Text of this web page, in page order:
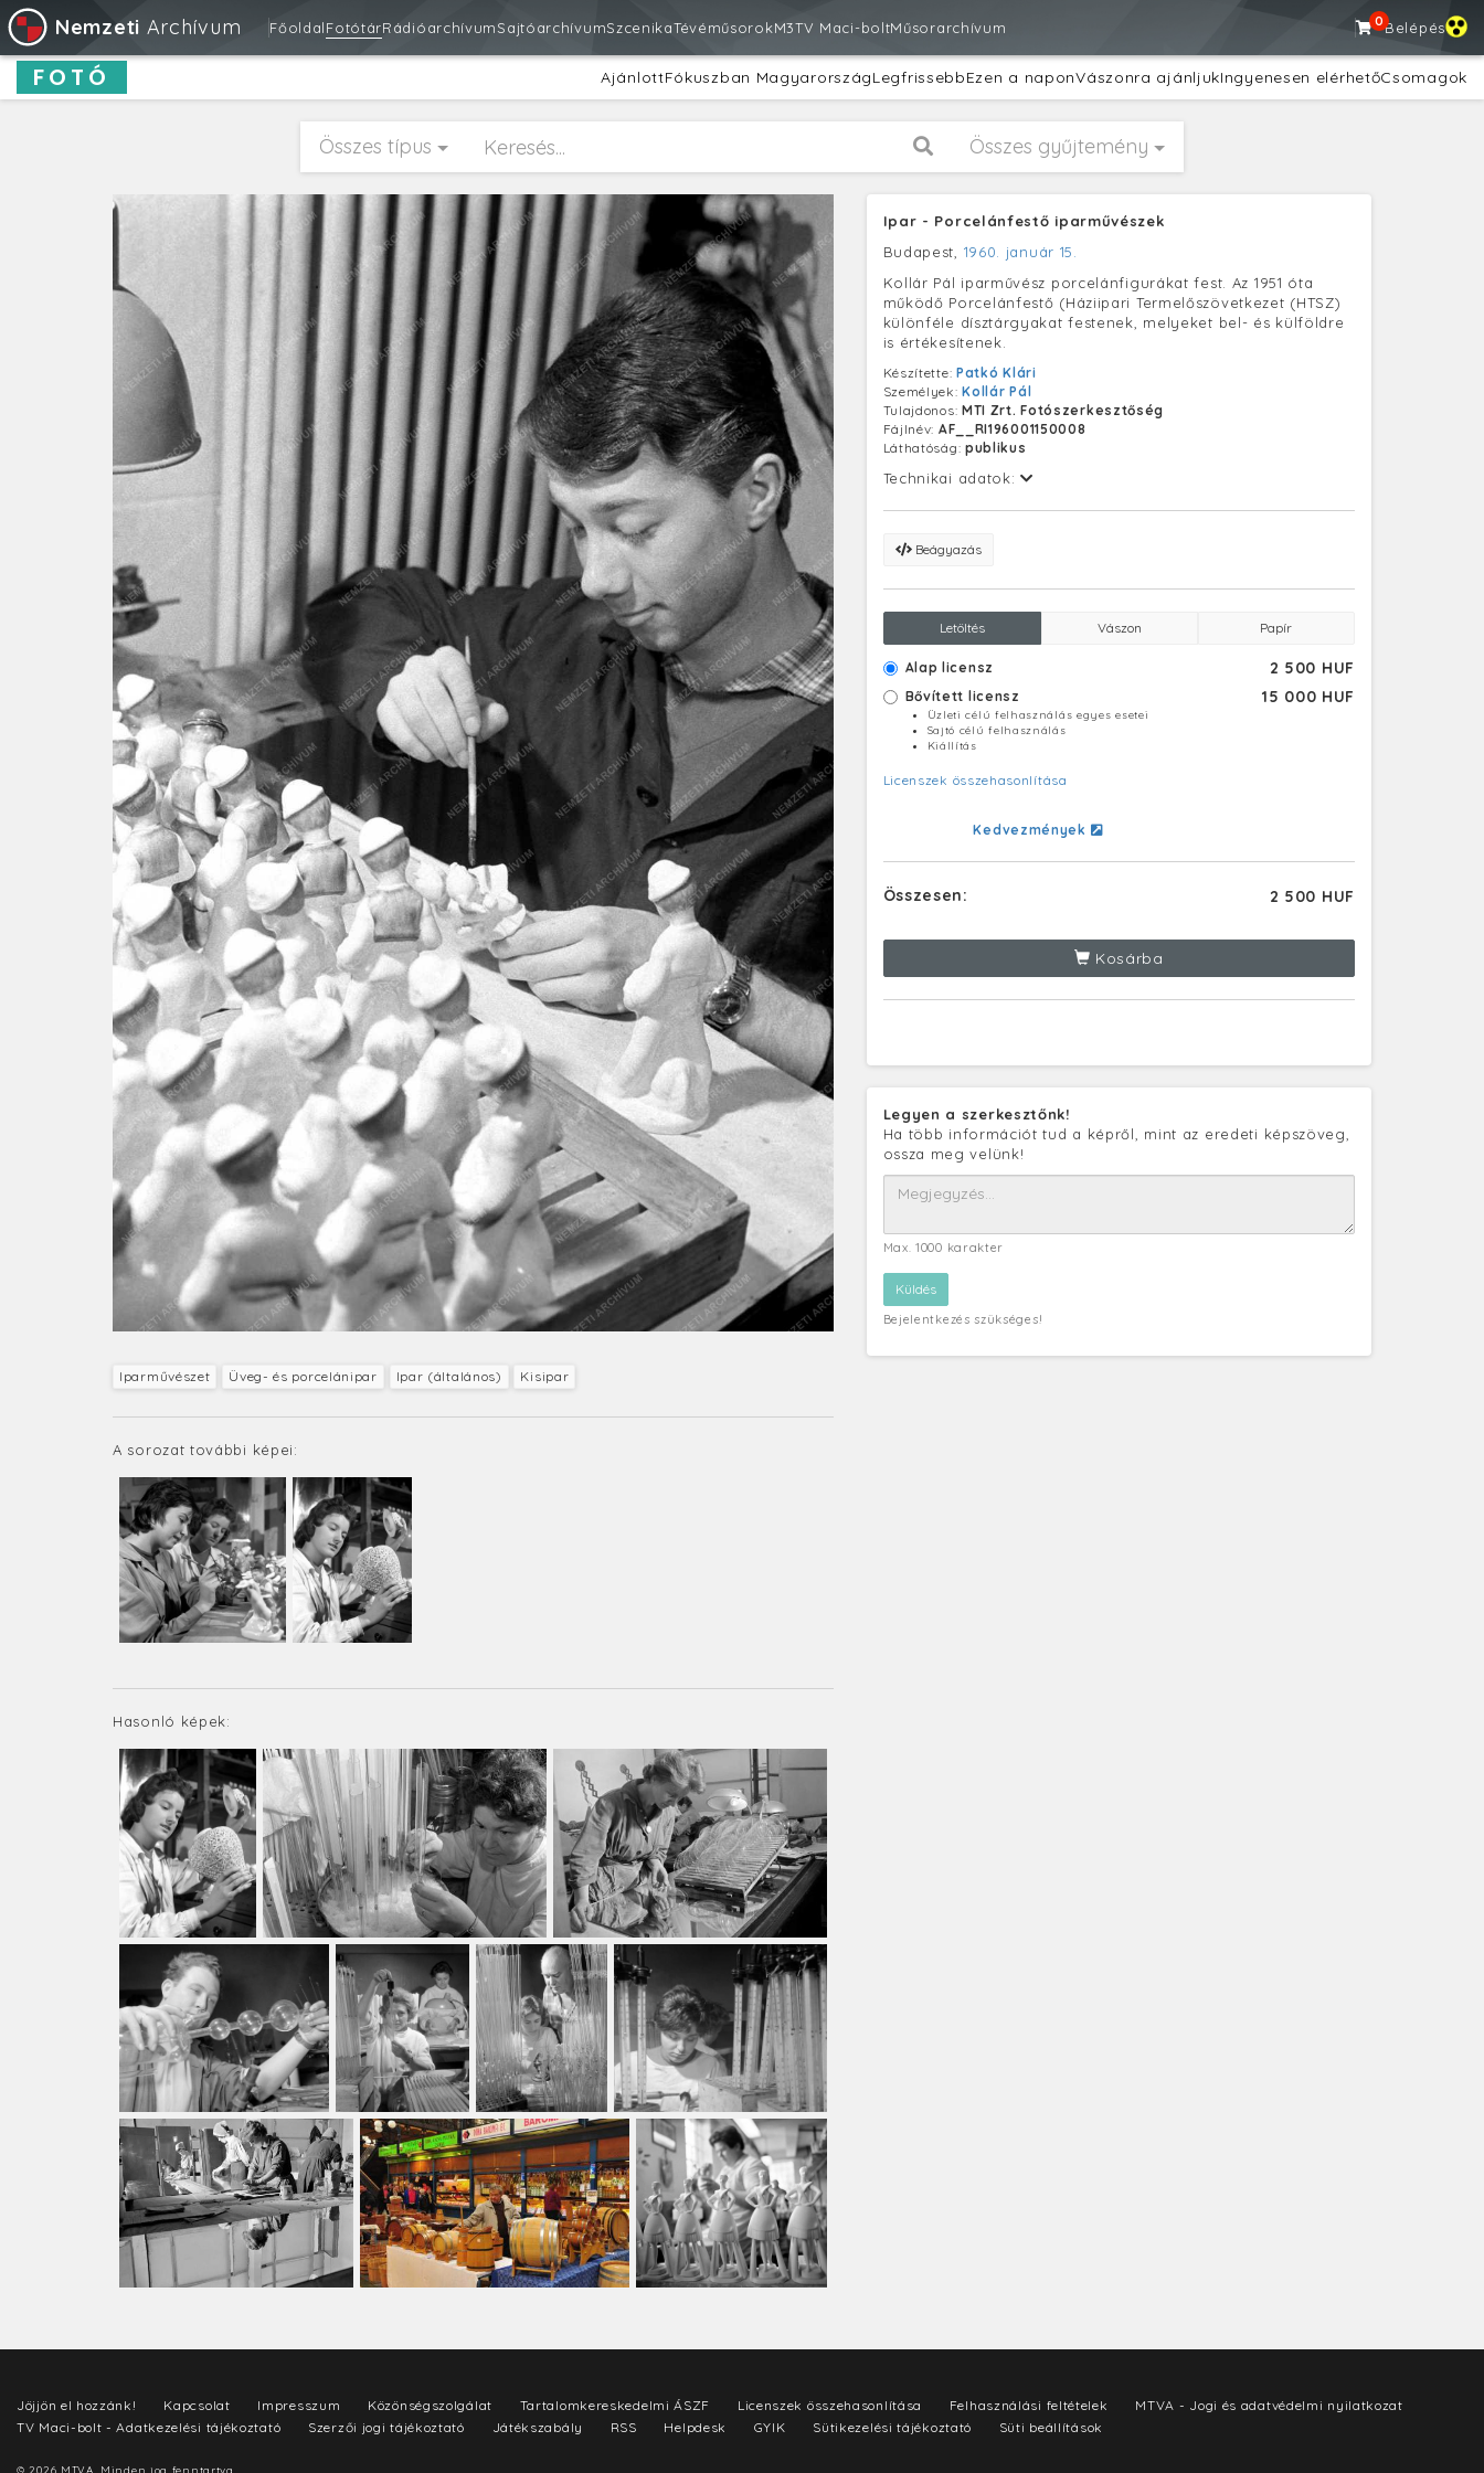
Nemzeti Archívum FőoldalFotótárRádióarchívumSajtóarchívumSzcenikaTévéműsorokM3TV Maci-boltMűsorarchívum 0Belépés
FOTÓ AjánlottFókuszban MagyarországLegfrissebbEzen a naponVászonra ajánljukIngyenesen elérhetőCsomagok
Összes típus Összes gyűjtemény
Iparművészet Üveg- és porcelánipar Ipar (általános) Kisipar
A sorozat további képei:
Hasonló képek:
Ipar - Porcelánfestő iparművészek
Budapest, 1960. január 15.
Kollár Pál iparművész porcelánfigurákat fest. Az 1951 óta
működő Porcelánfestő (Háziipari Termelőszövetkezet (HTSZ)
különféle dísztárgyakat festenek, melyeket bel- és külföldre
is értékesítenek.
Készítette: Patkó Klári
Személyek:Kollár Pál
Tulajdonos: MTI Zrt. Fotószerkesztőség
Fájlnév: AF__RI196001150008
Láthatóság: publikus
Technikai adatok:
Beágyazás
Letöltés Vászon Papír
Alap licensz 2 500 HUF
Bővített licensz 15 000 HUF
Üzleti célú felhasználás egyes esetei
Sajtó célú felhasználás
Kiállítás
Licenszek összehasonlítása
Kedvezmények
Összesen: 2 500 HUF
Kosárba
Legyen a szerkesztőnk!
Ha több információt tud a képről, mint az eredeti képszöveg,
ossza meg velünk!
Max. 1000 karakter
Bejelentkezés szükséges!
Jöjjön el hozzánk! Kapcsolat Impresszum Közönségszolgálat Tartalomkereskedelmi ÁSZF Licenszek összehasonlítása Felhasználási feltételek
MTVA - Jogi és adatvédelmi nyilatkozat
TV Maci-bolt - Adatkezelési tájékoztató
Szerzői jogi tájékoztató Játékszabály RSS Helpdesk GYIK Sütikezelési tájékoztató Süti beállítások
© 2026 MTVA. Minden jog fenntartva.